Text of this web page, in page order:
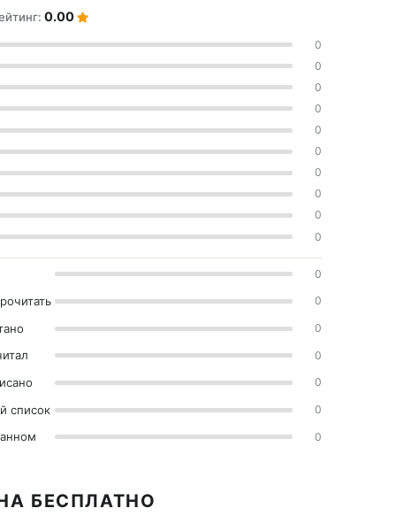
0.00
0
0
0
0
0
0
0
0
0
0
0
0
0
0
0
список 0
0
БЕСПЛАТНО